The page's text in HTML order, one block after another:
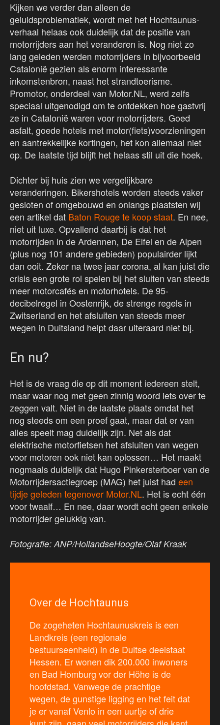
Kijken we verder dan alleen de
geluidsproblematiek, wordt met het Hochtaunus-
verhaal helaas ook duidelijk dat de positie van
motorrijders aan het veranderen is. Nog niet zo
lang geleden werden motorrijders in bijvoorbeeld
Catalonië gezien als enorm interessante
inkomstenbron, naast het strandtoerisme.
Promotor, onderdeel van Motor.NL, werd zelfs
speciaal uitgenodigd om te ontdekken hoe gastvrij
ze in Catalonië waren voor motorrijders. Goed
asfalt, goede hotels met motor(fiets)voorzieningen
en aantrekkelijke kortingen, het kon allemaal niet
op. De laatste tijd blijft het helaas stil uit die hoek.
Dichter bij huis zien we vergelijkbare
veranderingen. Bikershotels worden steeds vaker
gesloten of omgebouwd en onlangs plaatsten wij
een artikel dat Baton Rouge te koop staat. En nee,
niet uit luxe. Opvallend daarbij is dat het
motorrijden in de Ardennen, De Eifel en de Alpen
(plus nog 101 andere gebieden) populairder lijkt
dan ooit. Zeker na twee jaar corona, al kan juist die
crisis een grote rol spelen bij het sluiten van steeds
meer motorcafés en motorhotels. De 95-
decibelregel in Oostenrijk, de strenge regels in
Zwitserland en het afsluiten van steeds meer
wegen in Duitsland helpt daar uiteraard niet bij.
En nu?
Het is de vraag die op dit moment iedereen stelt,
maar waar nog met geen zinnig woord iets over te
zeggen valt. Niet in de laatste plaats omdat het
nog steeds om een proef gaat, maar dat er van
alles speelt mag duidelijk zijn. Net als dat
elektrische motorfietsen het afsluiten van wegen
voor motoren ook niet kan oplossen… Het maakt
nogmaals duidelijk dat Hugo Pinkersterboer van de
Motorrijdersactiegroep (MAG) het juist had een
tijdje geleden tegenover Motor.NL. Het is echt één
voor twaalf… En nee, daar wordt echt geen enkele
motorrijder gelukkig van.
Fotografie: ANP/HollandseHoogte/Olaf Kraak
Over de Hochtaunus
De zogeheten Hochtaunuskreis is een
Landkreis (een regionale
bestuurseenheid) in de Duitse deelstaat
Hessen. Er wonen dik 200.000 inwoners
en Bad Homburg vor der Höhe is de
hoofdstad. Vanwege de prachtige
wegen, de gunstige ligging en het feit dat
je er vanaf Venlo in een uurtje of drie